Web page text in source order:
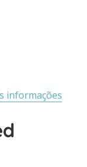
informações